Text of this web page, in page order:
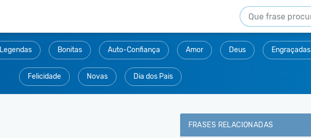
Legendas Bonitas Auto-Confiança Amor Deus Engraçadas
Felicidade Novas Dia dos Pais
FRASES RELACIONADAS